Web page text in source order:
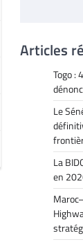
Articles
Togo :
Le
La
en